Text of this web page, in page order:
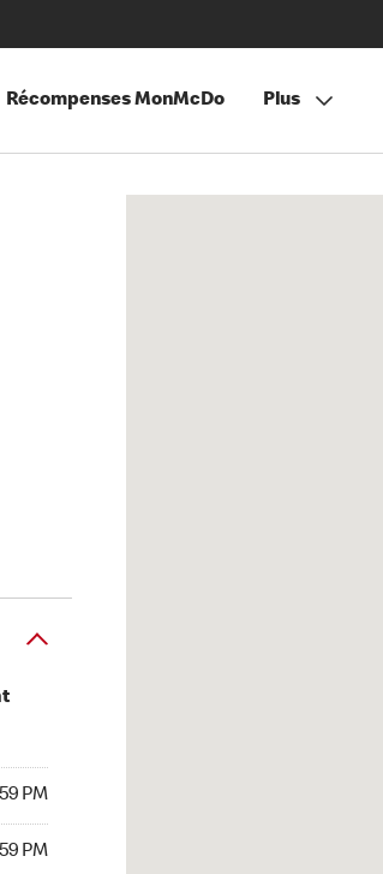
Récompenses MonMcDo Plus
PM
PM